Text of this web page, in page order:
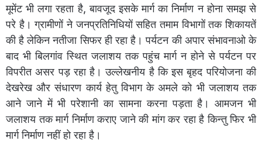
मूमेंट भी लगा रहता है, बावजूद इसके मार्ग का निर्माण न होना समझ से
परे है। ग्रामीणों ने जनप्रतिनिधियों सहित तमाम विभागों तक शिकायतें
की है लेकिन नतीजा सिफर ही रहा है। पर्यटन की अपार संभावनाओ के
बाद भी बिलगांव स्थित जलाशय तक पहुंच मार्ग न होने से पर्यटन पर
विपरीत असर पड़ रहा है। उल्लेखनीय है कि इस बृहद परियोजना की
देखरेख और संधारण कार्य हेतु विभाग के अमले को भी जलाशय तक
आने जाने में भी परेशानी का सामना करना पड़ता है। आमजन भी
जलाशय तक मार्ग निर्माण कराए जाने की मांग कर रहा है किन्तु फिर भी
मार्ग निर्माण नहीं हो रहा है।